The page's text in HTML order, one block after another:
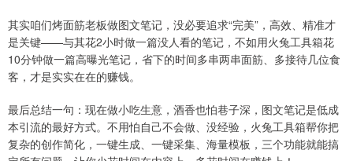
其实咱们烤面筋老板做图文笔记，没必要追求“完美”，高效、精准才
是关键——与其花2小时做一篇没人看的笔记，不如用火兔工具箱花
10分钟做一篇高曝光笔记，省下的时间多串两串面筋、多接待几位食
客，才是实实在在的赚钱。
最后总结一句：现在做小吃生意，酒香也怕巷子深，图文笔记是低成
本引流的最好方式。不用怕自己不会做、没经验，火兔工具箱帮你把
复杂的创作简化，一键生成、一键采集、海量模板，三个功能就能搞